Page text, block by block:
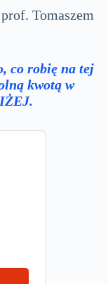
Tomaszem
co robię na tej
kwotą w